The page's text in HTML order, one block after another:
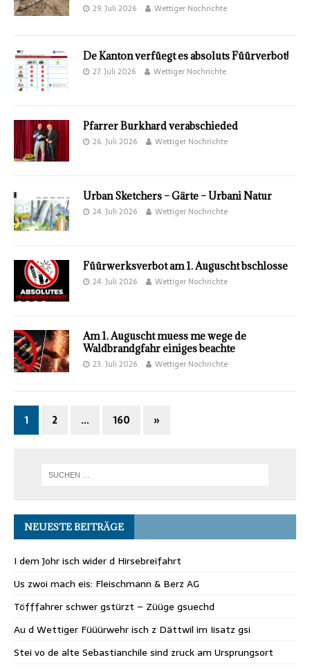
29. Juli 2026 Wettiger Nochrichte
De Kanton verfüegt es absoluts Füürverbot!
27. Juli 2026 Wettiger Nochrichte
Pfarrer Burkhard verabschieded
26. Juli 2026 Wettiger Nochrichte
Urban Sketchers – Gärte – Urbani Natur
24. Juli 2026 Wettiger Nochrichte
Füürwerksverbot am 1. Auguscht bschlosse
24. Juli 2026 Wettiger Nochrichte
Am 1. Auguscht muess me wege de
Waldbrandgfahr einiges beachte
23. Juli 2026 Wettiger Nochrichte
1 2 … 160 »
NEUESTE BEITRÄGE
I dem Johr isch wider d Hirsebreifahrt
Us zwoi mach eis: Fleischmann & Berz AG
Töfffahrer schwer gstürzt – Züüge gsuechd
Au d Wettiger Füüürwehr isch z Dättwil im Iisatz gsi
Stei vo de alte Sebastianchile sind zruck am Ursprungsort